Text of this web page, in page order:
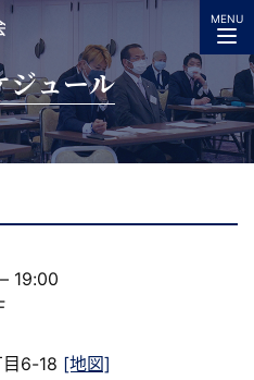
MENU
ジュール
– 19:00
6-18 [地図]